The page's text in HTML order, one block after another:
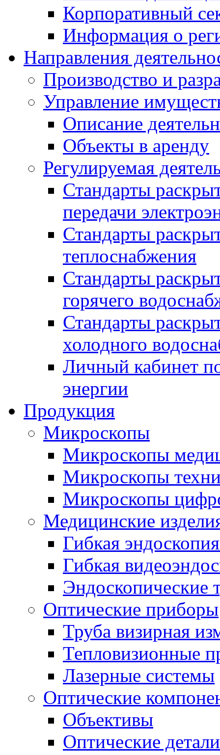
Корпоративный
Информация о
Направления
Производство и
Управление
Описание
Объекты в аренду
Регулируемая
Стандарты
передачи
Стандарты
теплоснабжения
Стандарты
горячего
Стандарты
холодного
Личный кабинет
энергии
Продукция
Микроскопы
Микроскопы
Микроскопы
Микроскопы
Медицинские
Гибкая
Гибкая
Эндоскопические
Оптические приборы
Труба визирная
Тепловизионные
Лазерные системы
Оптические
Объективы
Оптические